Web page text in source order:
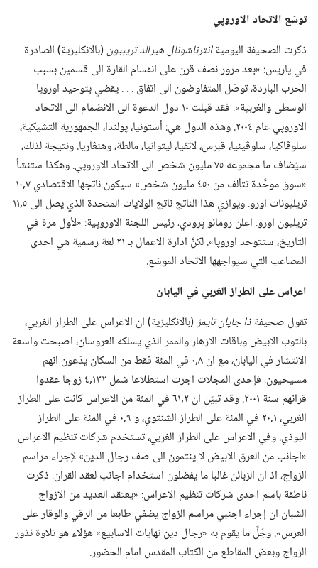
توسّع الاتحاد الاوروپي
ذكرت الصحيفة اليوميةانترناشونال هيرالد تريبيون‏(‏بالانكليزية)‏ الصادرة
في پاريس:‏ «بعد مرور نصف قرن على انقسام القارة الى قسمين بسبب
الحرب الباردة،‏ توصّل المتفاوضون الى اتفاق .‏ .‏ .‏ يقضي بتوحيد اوروپا
الوسطى والغربية».‏ فقد قبلت ١٠ دول الدعوة الى الانضمام الى الاتحاد
الاوروپي عام ٢٠٠٤.‏ وهذه الدول هي:‏ أستونيا،‏ پولندا،‏ الجمهورية التشيكية،‏
سلوڤاكيا،‏ سلوڤينيا،‏ قبرس،‏ لاتڤيا،‏ ليتوانيا،‏ مالطة،‏ وهنڠاريا.‏ ونتيجة لذلك،‏
سيُضاف ما مجموعه ٧٥ مليون شخص الى الاتحاد الاوروپي.‏ وهكذا ستنشأ
«سوق موحَّدة تتألف من ٤٥٠ مليون شخص» سيكون ناتجها الاقتصادي ٧‏,١٠
تريليونات اورو.‏ ويوازي هذا الناتج ناتج الولايات المتحدة الذي يصل الى ٥‏,١١
تريليون اورو.‏ اعلن رومانو پرودي،‏ رئيس اللجنة الاوروپية:‏ «لأول مرة في
التاريخ،‏ ستتوحد اوروپا».‏ لكنَّ ادارة الاعمال بـ‍ ٢١ لغة رسمية هي احدى
المصاعب التي سيواجهها الاتحاد الموسّع.‏
اعراس على الطراز الغربي في اليابان
تقول صحيفةذا جاپان تايمز‏(‏بالانكليزية)‏ ان الاعراس على الطراز الغربي،‏
بالثوب الابيض وباقات الازهار والممر الذي يسلكه العروسان،‏ اصبحت واسعة
الانتشار في اليابان،‏ مع ان ٨‏,٠ في المئة فقط من السكان يدّعون انهم
مسيحيون.‏ فإحدى المجلات اجرت استطلاعا شمل ١٣٢‏,٤ زوجا عقدوا
قرانهم سنة ٢٠٠١.‏ وقد تبيّن ان ٢‏,٦١ في المئة من الاعراس كانت على الطراز
الغربي،‏ ١‏,٢٠ في المئة على الطراز الشنتوي،‏ و ٩‏,٠ في المئة على الطراز
البوذي.‏ وفي الاعراس على الطراز الغربي،‏ تستخدم شركات تنظيم الاعراس
«اجانب من العرق الابيض لا ينتمون الى صف رجال الدين» لإجراء مراسم
الزواج،‏ اذ ان الزبائن غالبا ما يفضلون استخدام اجانب لعقد القران.‏ ذكرت
ناطقة باسم احدى شركات تنظيم الاعراس:‏ «يعتقد العديد من الازواج
الشبان ان إجراء اجنبي مراسم الزواج يضفي طابعا من الرقي والوقار على
العرس».‏ وجُلَّ ما يقوم به «رجال دين نهايات الاسابيع» هؤلاء هو تلاوة نذور
الزواج وبعض المقاطع من الكتاب المقدس امام الحضور.‏